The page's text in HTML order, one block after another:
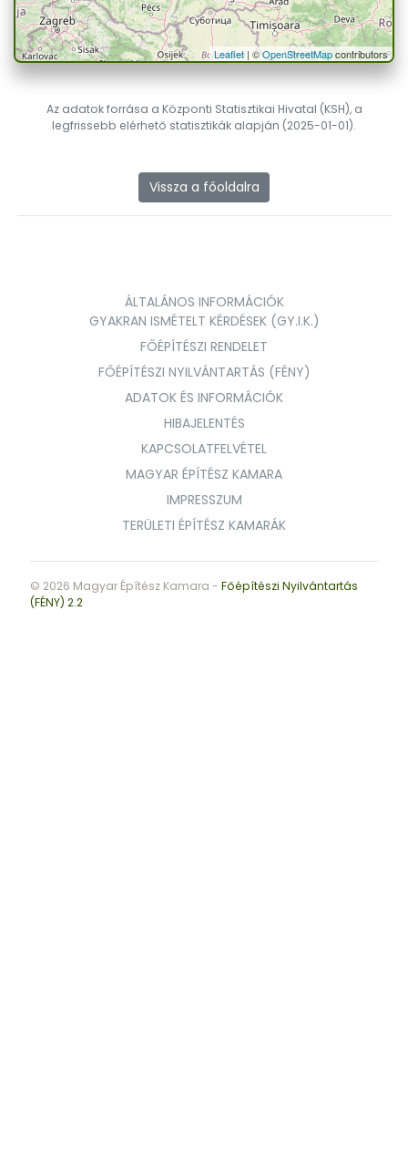
Leaflet| ©OpenStreetMapcontributors
Az adatok forrása a Központi Statisztikai Hivatal (KSH), a
legfrissebb elérhető statisztikák alapján (2025-01-01).
Vissza a főoldalra
ÁLTALÁNOS INFORMÁCIÓK
GYAKRAN ISMÉTELT KÉRDÉSEK (GY.I.K.)
FŐÉPÍTÉSZI RENDELET
FŐÉPÍTÉSZI NYILVÁNTARTÁS (FÉNY)
ADATOK ÉS INFORMÁCIÓK
HIBAJELENTÉS
KAPCSOLATFELVÉTEL
MAGYAR ÉPÍTÉSZ KAMARA
IMPRESSZUM
TERÜLETI ÉPÍTÉSZ KAMARÁK
© 2026 Magyar Építész Kamara - Főépítészi Nyilvántartás
(FÉNY) 2.2